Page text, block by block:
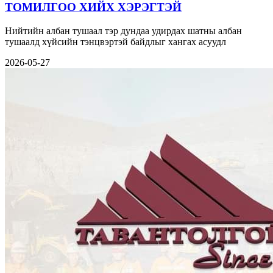
ТОМИЛГОО ХИЙХ ХЭРЭГТЭЙ
Нийтийн албан тушаал тэр дундаа удирдах шатны албан
тушаалд хүйсийн тэнцвэртэй байдлыг хангах асуудл
2026-05-27